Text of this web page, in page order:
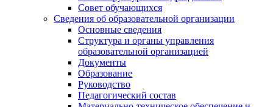
Совет обучающихся
Сведения об образовательной организации
Основные сведения
Структура и органы управления
образовательной организацией
Документы
Образование
Руководство
Педагогический состав